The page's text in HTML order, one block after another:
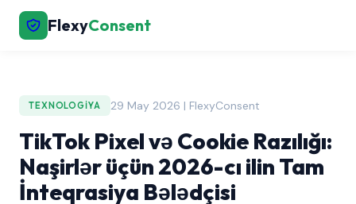
FlexyConsent
TEXNOLOGIYA 29 May 2026 | FlexyConsent
TikTok Pixel və Cookie Razılığı:
Naşirlər üçün 2026-cı ilin Tam
İnteqrasiya Bələdçisi